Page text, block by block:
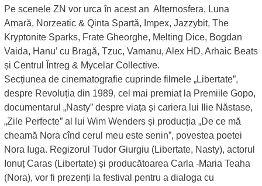
Pe scenele ZN vor urca în acest an Alternosfera, Luna
Amară, Norzeatic & Qinta Spartă, Impex, Jazzybit, The
Kryptonite Sparks, Frate Gheorghe, Melting Dice, Bogdan
Vaida, Hanu’ cu Bragă, Tzuc, Vamanu, Alex HD, Arhaic Beats
și Centrul Întreg & Mycelar Collective.
Secțiunea de cinematografie cuprinde filmele „Libertate”,
despre Revoluția din 1989, cel mai premiat la Premiile Gopo,
documentarul „Nasty” despre viața și cariera lui Ilie Năstase,
„Zile Perfecte” al lui Wim Wenders și producția „De ce mă
cheamă Nora cînd cerul meu este senin”, povestea poetei
Nora Iuga. Regizorul Tudor Giurgiu (Libertate, Nasty), actorul
Ionuț Caras (Libertate) și producătoarea Carla -Maria Teaha
(Nora), vor fi prezenți la festival pentru a dialoga cu